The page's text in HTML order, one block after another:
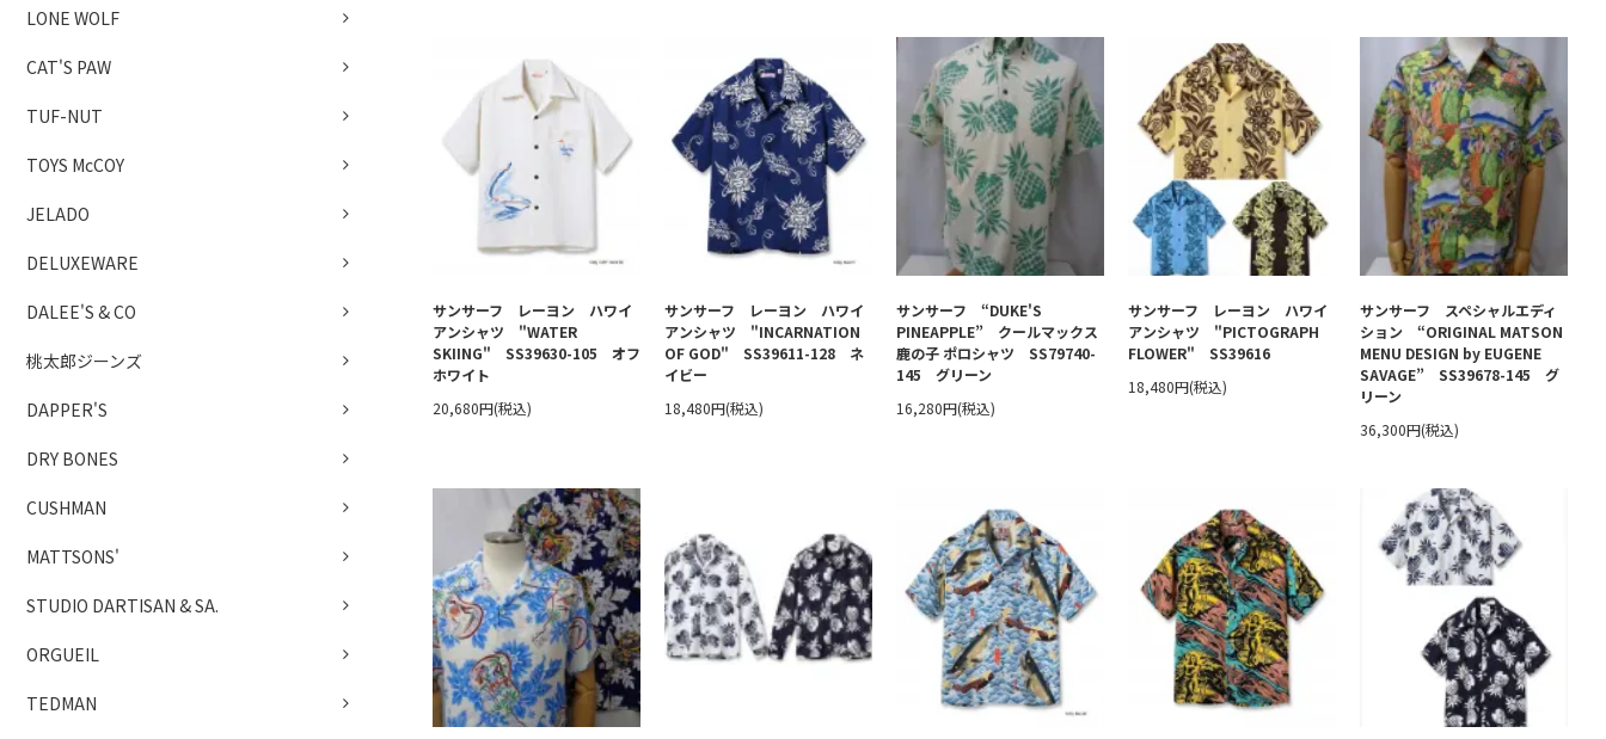
LONE WOLF
CAT'S PAW
TUF-NUT
TOYS McCOY
JELADO
DELUXEWARE
DALEE'S & CO
桃太郎ジーンズ
DAPPER'S
DRY BONES
CUSHMAN
MATTSONS'
STUDIO DARTISAN & SA.
ORGUEIL
TEDMAN
サンサーフ レーヨン ハワイ
アンシャツ "WATER
SKIING" SS39630-105 オフ
ホワイト
20,680円(税込)
サンサーフ レーヨン ハワイ
アンシャツ "INCARNATION
OF GOD" SS39611-128 ネ
イビー
18,480円(税込)
サンサーフ “DUKE'S
PINEAPPLE” クールマックス
鹿の子 ポロシャツ SS79740-
145 グリーン
16,280円(税込)
サンサーフ レーヨン ハワイ
アンシャツ "PICTOGRAPH
FLOWER" SS39616
18,480円(税込)
サンサーフ スペシャルエディ
ション “ORIGINAL MATSON
MENU DESIGN by EUGENE
SAVAGE” SS39678-145 グ
リーン
36,300円(税込)